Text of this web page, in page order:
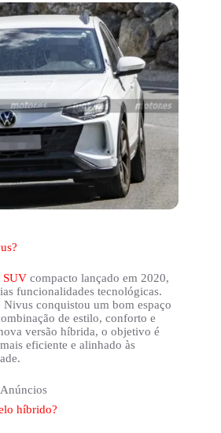
SUV compacto lançado em 2020,
funcionalidades tecnológicas.
Nivus conquistou um bom espaço
de estilo, conforto e
versão híbrida, o objetivo é
eficiente e alinhado às
Anúncios
híbrido?